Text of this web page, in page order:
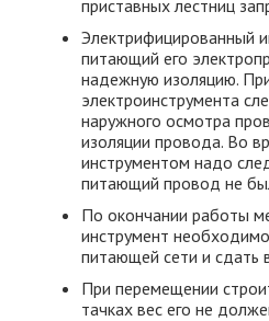
приставных лестниц
Электрифицированный
питающий его
надежную изоляцию.
электроинструмента
наружного осмотра
изоляции провода. Во
инструментом надо
питающий провод не
По окончании работы
инструмент
питающей сети и сдать
При перемещении
тачках вес его не